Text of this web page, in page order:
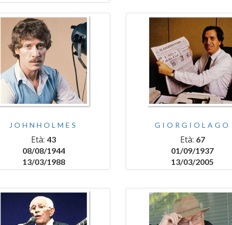
JOHNHOLMES
Età:43
08/08/1944
13/03/1988
GIORGIOLAGO
Età: 67
01/09/1937
13/03/2005